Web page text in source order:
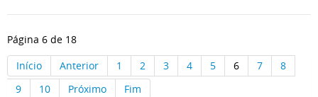
Página 6 de 18
Início
Anterior 1 2 3 4 5 6 7
8
9
10 Próximo Fim